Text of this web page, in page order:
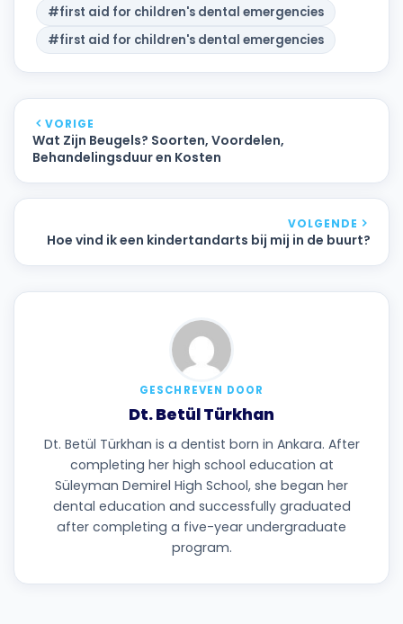
#first aid for children's dental emergencies
#first aid for children's dental emergencies
VORIGE
Wat Zijn Beugels? Soorten, Voordelen,
Behandelingsduur en Kosten
VOLGENDE
Hoe vind ik een kindertandarts bij mij in de buurt?
GESCHREVEN DOOR
Dt. Betül Türkhan
Dt. Betül Türkhan is a dentist born in Ankara. After
completing her high school education at
Süleyman Demirel High School, she began her
dental education and successfully graduated
after completing a five-year undergraduate
program.